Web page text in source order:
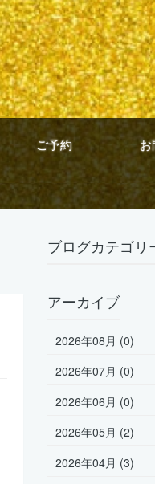
ご予約 お
ブログカテゴリ
アーカイブ
2026年08月 (0)
2026年07月 (0)
2026年06月 (0)
2026年05月 (2)
2026年04月 (3)